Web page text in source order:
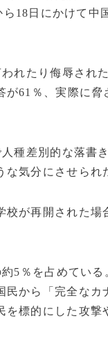
18日にかけて中
れたり侮辱され
61％、実際に
種差別的な落書
気分にさせられ
が再開された場
5％を占めている
から「完全なカ
標的にした攻